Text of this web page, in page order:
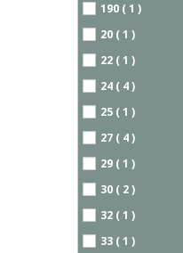
190 ( 1 )
20 ( 1 )
22 ( 1 )
24 ( 4 )
25 ( 1 )
27 ( 4 )
29 ( 1 )
30 ( 2 )
32 ( 1 )
33 ( 1 )